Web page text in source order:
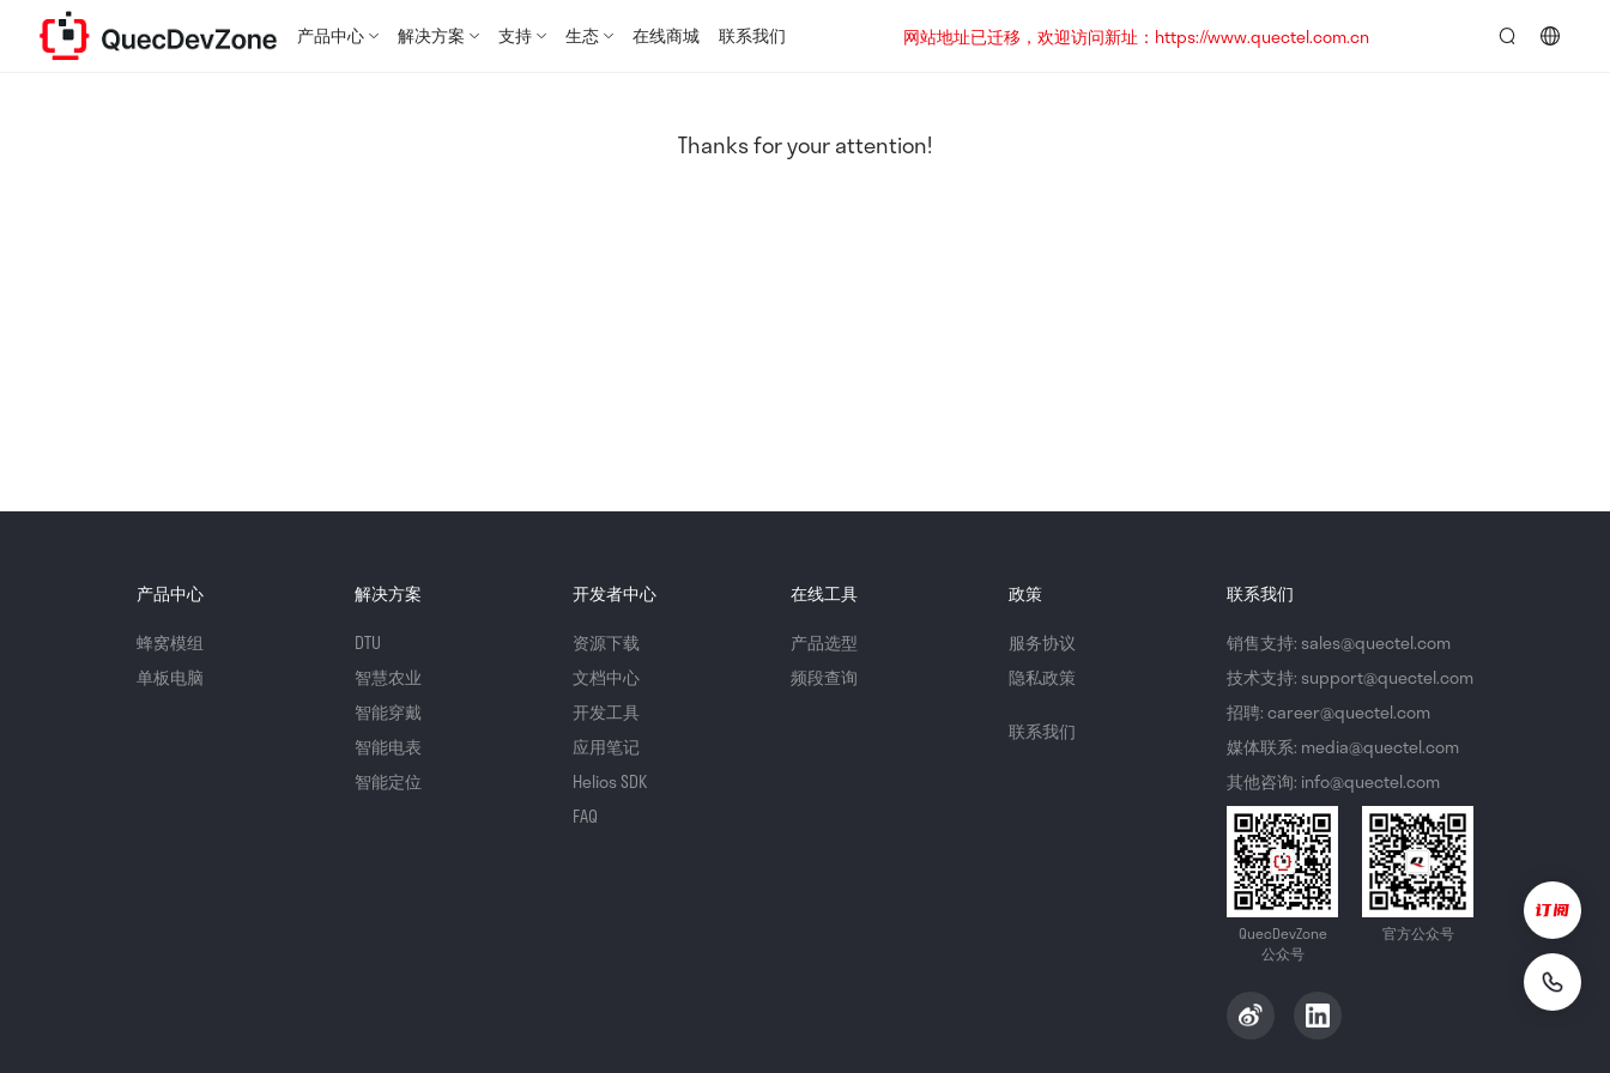
产品中心 解决方案 支持 生态 在线商城 联系我们
网站地址已迁移，欢迎访问新址：https://www.quectel.com.cn
Thanks for your attention!
产品中心
蜂窝模组
单板电脑
解决方案
DTU
智慧农业
智能穿戴
智能电表
智能定位
开发者中心
资源下载
文档中心
开发工具
应用笔记
Helios SDK
FAQ
在线工具
产品选型
频段查询
政策
服务协议
隐私政策
联系我们
联系我们
销售支持: sales@quectel.com
技术支持: support@quectel.com
招聘: career@quectel.com
媒体联系: media@quectel.com
其他咨询: info@quectel.com
QuecDevZone
公众号
官方公众号